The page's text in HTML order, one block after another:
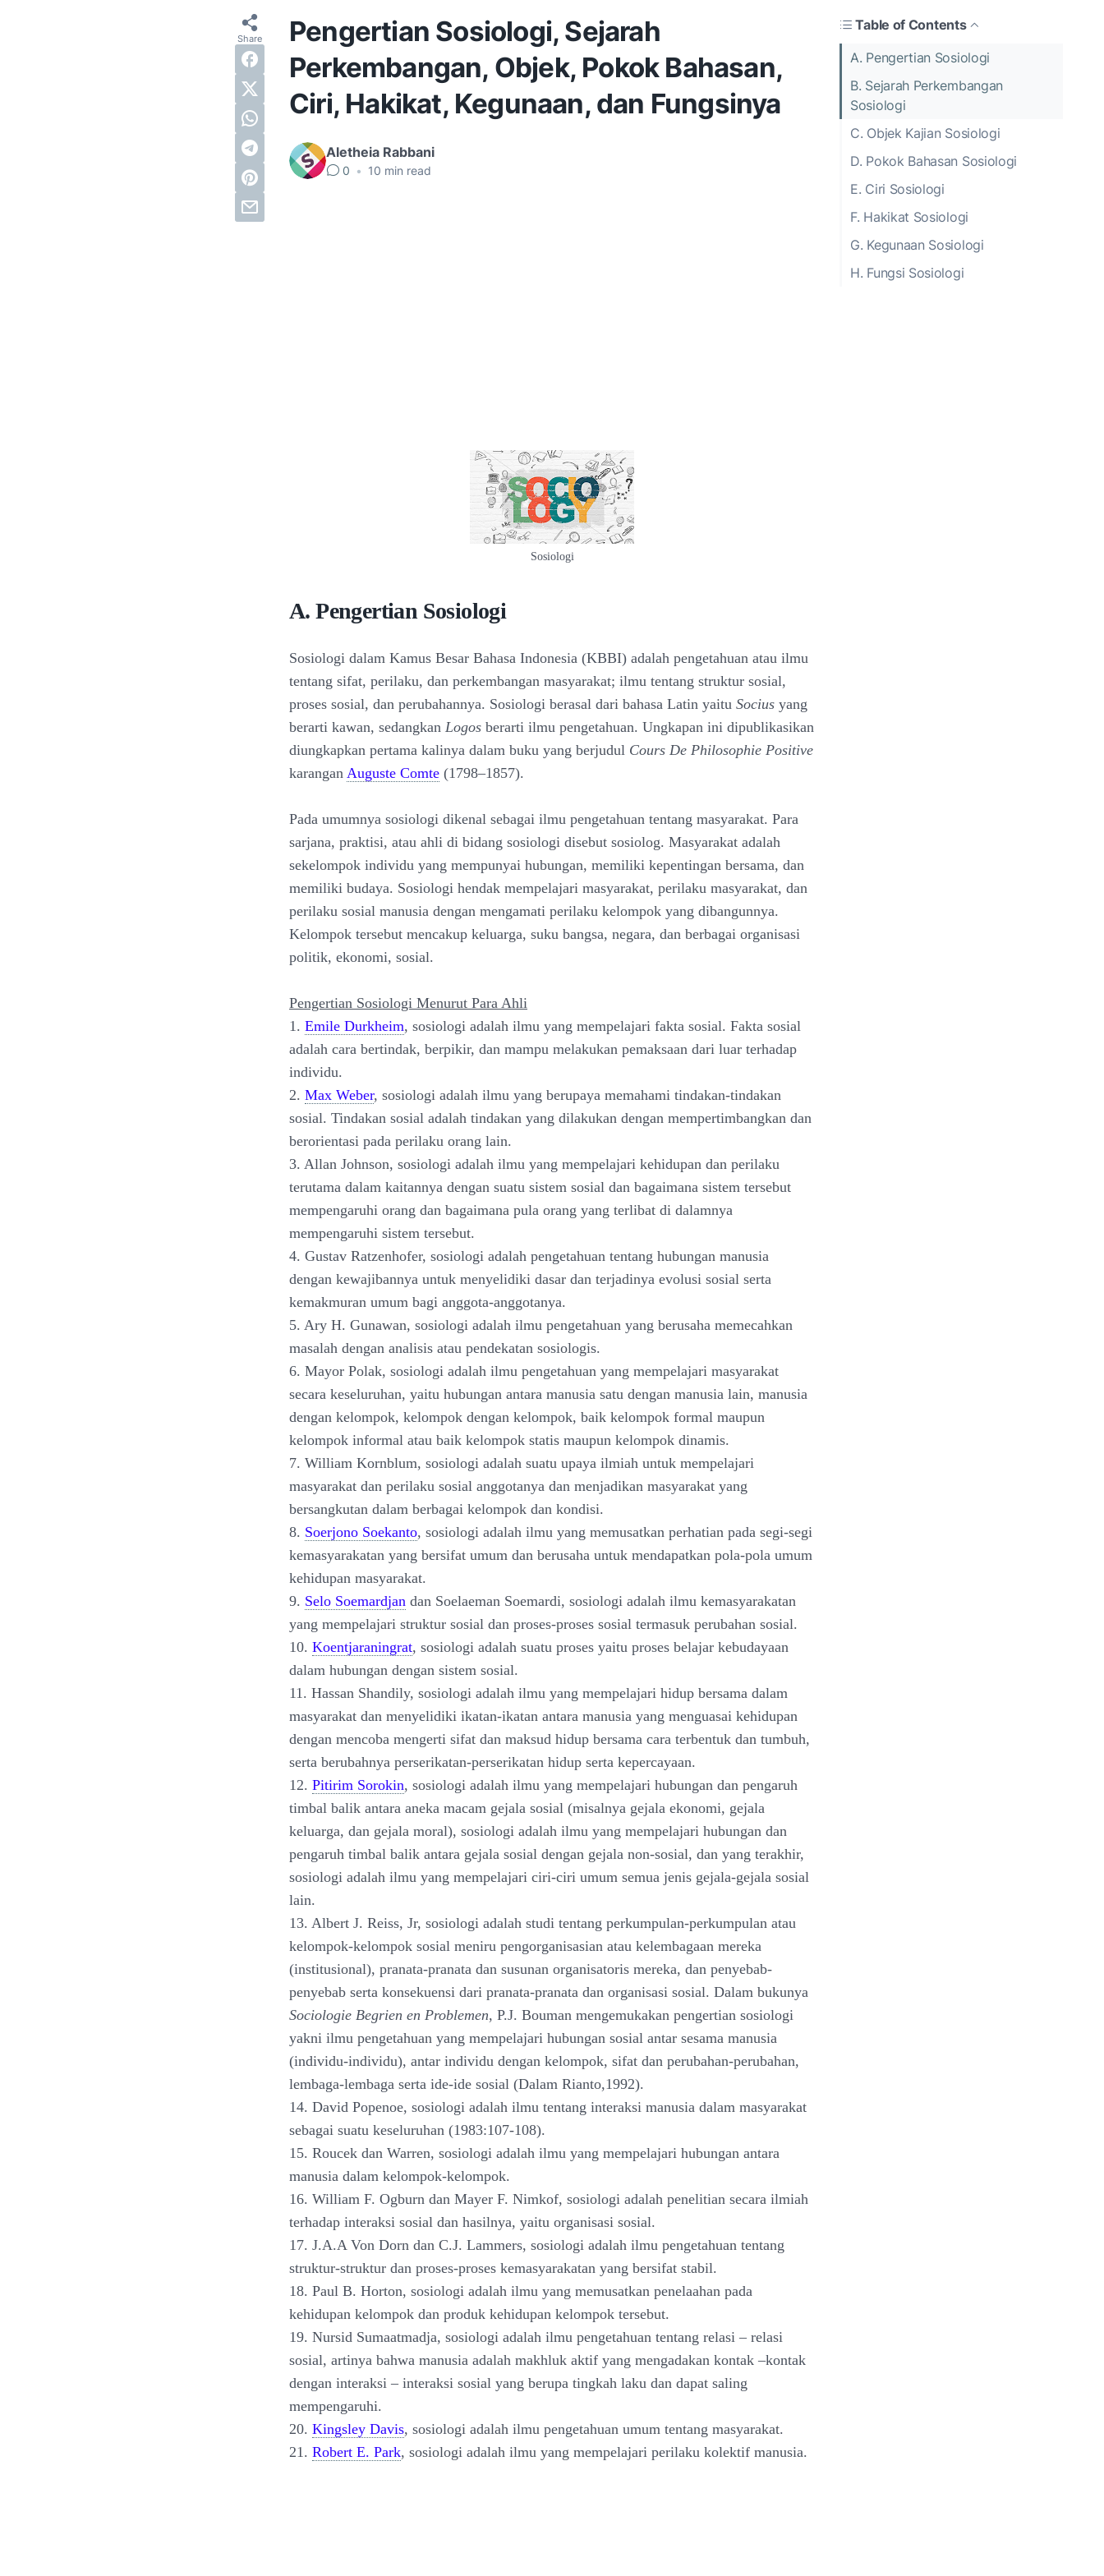
Pengertian Sosiologi, Sejarah
Perkembangan, Objek, Pokok Bahasan,
Ciri, Hakikat, Kegunaan, dan Fungsinya
Aletheia Rabbani
0 • 10 min read
Table of Contents
A. Pengertian Sosiologi
B. Sejarah Perkembangan
Sosiologi
C. Objek Kajian Sosiologi
D. Pokok Bahasan Sosiologi
E. Ciri Sosiologi
F. Hakikat Sosiologi
G. Kegunaan Sosiologi
H. Fungsi Sosiologi
Sosiologi
A. Pengertian Sosiologi
Sosiologi dalam Kamus Besar Bahasa Indonesia (KBBI) adalah pengetahuan atau ilmu
tentang sifat, perilaku, dan perkembangan masyarakat; ilmu tentang struktur sosial,
proses sosial, dan perubahannya. Sosiologi berasal dari bahasa Latin yaitu Socius yang
berarti kawan, sedangkan Logos berarti ilmu pengetahuan. Ungkapan ini dipublikasikan
diungkapkan pertama kalinya dalam buku yang berjudul Cours De Philosophie Positive
karangan Auguste Comte (1798–1857).
Pada umumnya sosiologi dikenal sebagai ilmu pengetahuan tentang masyarakat. Para
sarjana, praktisi, atau ahli di bidang sosiologi disebut sosiolog. Masyarakat adalah
sekelompok individu yang mempunyai hubungan, memiliki kepentingan bersama, dan
memiliki budaya. Sosiologi hendak mempelajari masyarakat, perilaku masyarakat, dan
perilaku sosial manusia dengan mengamati perilaku kelompok yang dibangunnya.
Kelompok tersebut mencakup keluarga, suku bangsa, negara, dan berbagai organisasi
politik, ekonomi, sosial.
Pengertian Sosiologi Menurut Para Ahli
1. Emile Durkheim, sosiologi adalah ilmu yang mempelajari fakta sosial. Fakta sosial
adalah cara bertindak, berpikir, dan mampu melakukan pemaksaan dari luar terhadap
individu.
2. Max Weber, sosiologi adalah ilmu yang berupaya memahami tindakan-tindakan
sosial. Tindakan sosial adalah tindakan yang dilakukan dengan mempertimbangkan dan
berorientasi pada perilaku orang lain.
3. Allan Johnson, sosiologi adalah ilmu yang mempelajari kehidupan dan perilaku
terutama dalam kaitannya dengan suatu sistem sosial dan bagaimana sistem tersebut
mempengaruhi orang dan bagaimana pula orang yang terlibat di dalamnya
mempengaruhi sistem tersebut.
4. Gustav Ratzenhofer, sosiologi adalah pengetahuan tentang hubungan manusia
dengan kewajibannya untuk menyelidiki dasar dan terjadinya evolusi sosial serta
kemakmuran umum bagi anggota-anggotanya.
5. Ary H. Gunawan, sosiologi adalah ilmu pengetahuan yang berusaha memecahkan
masalah dengan analisis atau pendekatan sosiologis.
6. Mayor Polak, sosiologi adalah ilmu pengetahuan yang mempelajari masyarakat
secara keseluruhan, yaitu hubungan antara manusia satu dengan manusia lain, manusia
dengan kelompok, kelompok dengan kelompok, baik kelompok formal maupun
kelompok informal atau baik kelompok statis maupun kelompok dinamis.
7. William Kornblum, sosiologi adalah suatu upaya ilmiah untuk mempelajari
masyarakat dan perilaku sosial anggotanya dan menjadikan masyarakat yang
bersangkutan dalam berbagai kelompok dan kondisi.
8. Soerjono Soekanto, sosiologi adalah ilmu yang memusatkan perhatian pada segi-segi
kemasyarakatan yang bersifat umum dan berusaha untuk mendapatkan pola-pola umum
kehidupan masyarakat.
9. Selo Soemardjan dan Soelaeman Soemardi, sosiologi adalah ilmu kemasyarakatan
yang mempelajari struktur sosial dan proses-proses sosial termasuk perubahan sosial.
10. Koentjaraningrat, sosiologi adalah suatu proses yaitu proses belajar kebudayaan
dalam hubungan dengan sistem sosial.
11. Hassan Shandily, sosiologi adalah ilmu yang mempelajari hidup bersama dalam
masyarakat dan menyelidiki ikatan-ikatan antara manusia yang menguasai kehidupan
dengan mencoba mengerti sifat dan maksud hidup bersama cara terbentuk dan tumbuh,
serta berubahnya perserikatan-perserikatan hidup serta kepercayaan.
12. Pitirim Sorokin, sosiologi adalah ilmu yang mempelajari hubungan dan pengaruh
timbal balik antara aneka macam gejala sosial (misalnya gejala ekonomi, gejala
keluarga, dan gejala moral), sosiologi adalah ilmu yang mempelajari hubungan dan
pengaruh timbal balik antara gejala sosial dengan gejala non-sosial, dan yang terakhir,
sosiologi adalah ilmu yang mempelajari ciri-ciri umum semua jenis gejala-gejala sosial
lain.
13. Albert J. Reiss, Jr, sosiologi adalah studi tentang perkumpulan-perkumpulan atau
kelompok-kelompok sosial meniru pengorganisasian atau kelembagaan mereka
(institusional), pranata-pranata dan susunan organisatoris mereka, dan penyebab-
penyebab serta konsekuensi dari pranata-pranata dan organisasi sosial. Dalam bukunya
Sociologie Begrien en Problemen, P.J. Bouman mengemukakan pengertian sosiologi
yakni ilmu pengetahuan yang mempelajari hubungan sosial antar sesama manusia
(individu-individu), antar individu dengan kelompok, sifat dan perubahan-perubahan,
lembaga-lembaga serta ide-ide sosial (Dalam Rianto,1992).
14. David Popenoe, sosiologi adalah ilmu tentang interaksi manusia dalam masyarakat
sebagai suatu keseluruhan (1983:107-108).
15. Roucek dan Warren, sosiologi adalah ilmu yang mempelajari hubungan antara
manusia dalam kelompok-kelompok.
16. William F. Ogburn dan Mayer F. Nimkof, sosiologi adalah penelitian secara ilmiah
terhadap interaksi sosial dan hasilnya, yaitu organisasi sosial.
17. J.A.A Von Dorn dan C.J. Lammers, sosiologi adalah ilmu pengetahuan tentang
struktur-struktur dan proses-proses kemasyarakatan yang bersifat stabil.
18. Paul B. Horton, sosiologi adalah ilmu yang memusatkan penelaahan pada
kehidupan kelompok dan produk kehidupan kelompok tersebut.
19. Nursid Sumaatmadja, sosiologi adalah ilmu pengetahuan tentang relasi – relasi
sosial, artinya bahwa manusia adalah makhluk aktif yang mengadakan kontak –kontak
dengan interaksi – interaksi sosial yang berupa tingkah laku dan dapat saling
mempengaruhi.
20. Kingsley Davis, sosiologi adalah ilmu pengetahuan umum tentang masyarakat.
21. Robert E. Park, sosiologi adalah ilmu yang mempelajari perilaku kolektif manusia.